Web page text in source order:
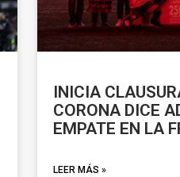
INICIA
CORONA DICE
EMPATE EN LA
LEER MÁS »